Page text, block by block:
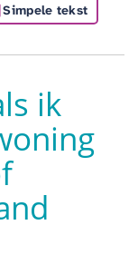
Simpele tekst
ik